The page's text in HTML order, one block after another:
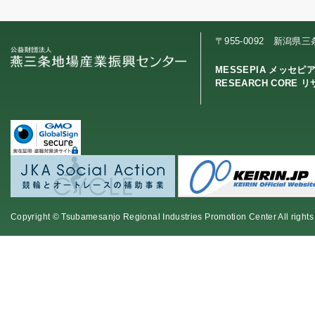
〒955-0092 新潟県三
MESSEPIA メッセピ
RESEARCH CORE リ
Copyright © Tsubamesanjo Regional Industries Promotion Center All